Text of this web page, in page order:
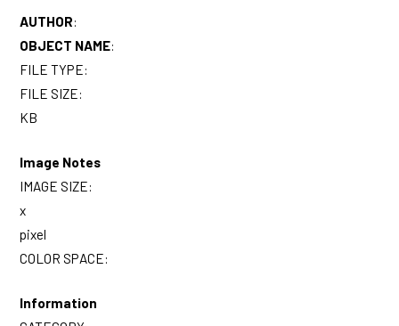
AUTHOR:
OBJECT NAME:
FILE TYPE:
FILE SIZE:
KB
Image Notes
IMAGE SIZE:
x
pixel
COLOR SPACE:
Information